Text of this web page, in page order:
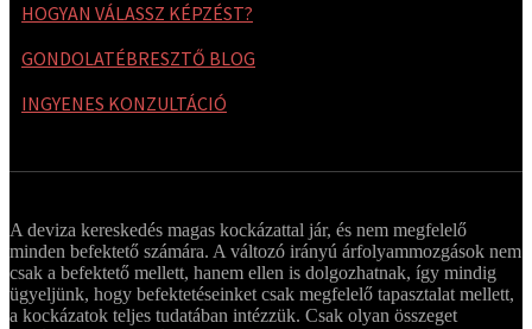
HOGYAN VÁLASSZ KÉPZÉST?
GONDOLATÉBRESZTŐ BLOG
INGYENES KONZULTÁCIÓ
A deviza kereskedés magas kockázattal jár, és nem megfelelő
minden befektető számára. A változó irányú árfolyammozgások nem
csak a befektető mellett, hanem ellen is dolgozhatnak, így mindig
ügyeljünk, hogy befektetéseinket csak megfelelő tapasztalat mellett,
a kockázatok teljes tudatában intézzük. Csak olyan összeget